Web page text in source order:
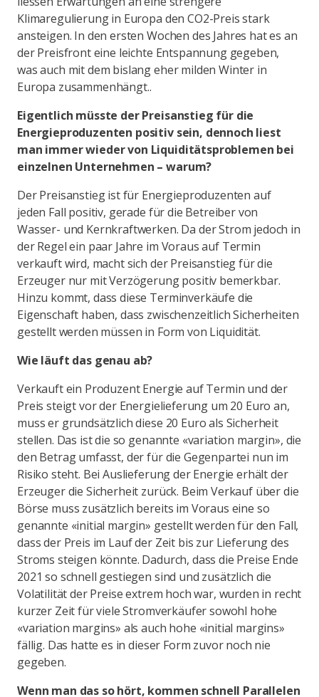
Klimaregulierung in Europa den CO2-Preis stark
ansteigen. In den ersten Wochen des Jahres hat es an
der Preisfront eine leichte Entspannung gegeben,
was auch mit dem bislang eher milden Winter in
Europa zusammenhängt..
Eigentlich müsste der Preisanstieg für die
Energieproduzenten positiv sein, dennoch liest
man immer wieder von Liquiditätsproblemen bei
einzelnen Unternehmen – warum?
Der Preisanstieg ist für Energieproduzenten auf
jeden Fall positiv, gerade für die Betreiber von
Wasser- und Kernkraftwerken. Da der Strom jedoch in
der Regel ein paar Jahre im Voraus auf Termin
verkauft wird, macht sich der Preisanstieg für die
Erzeuger nur mit Verzögerung positiv bemerkbar.
Hinzu kommt, dass diese Terminverkäufe die
Eigenschaft haben, dass zwischenzeitlich Sicherheiten
gestellt werden müssen in Form von Liquidität.
Wie läuft das genau ab?
Verkauft ein Produzent Energie auf Termin und der
Preis steigt vor der Energielieferung um 20 Euro an,
muss er grundsätzlich diese 20 Euro als Sicherheit
stellen. Das ist die so genannte «variation margin», die
den Betrag umfasst, der für die Gegenpartei nun im
Risiko steht. Bei Auslieferung der Energie erhält der
Erzeuger die Sicherheit zurück. Beim Verkauf über die
Börse muss zusätzlich bereits im Voraus eine so
genannte «initial margin» gestellt werden für den Fall,
dass der Preis im Lauf der Zeit bis zur Lieferung des
Stroms steigen könnte. Dadurch, dass die Preise Ende
2021 so schnell gestiegen sind und zusätzlich die
Volatilität der Preise extrem hoch war, wurden in recht
kurzer Zeit für viele Stromverkäufer sowohl hohe
«variation margins» als auch hohe «initial margins»
fällig. Das hatte es in dieser Form zuvor noch nie
gegeben.
Wenn man das so hört, kommen schnell Parallelen